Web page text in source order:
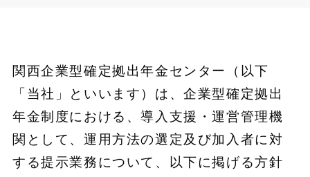
関西企業型確定拠出年金センター（以下
「当社」といいます）は、企業型確定拠出
年金制度における、導入支援・運営管理機
関として、運用方法の選定及び加入者に対
する提示業務について、以下に掲げる方針